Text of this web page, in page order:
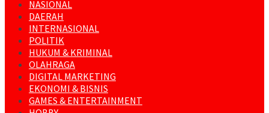
NASIONAL
DAERAH
INTERNASIONAL
POLITIK
HUKUM & KRIMINAL
OLAHRAGA
DIGITAL MARKETING
EKONOMI & BISNIS
GAMES & ENTERTAINMENT